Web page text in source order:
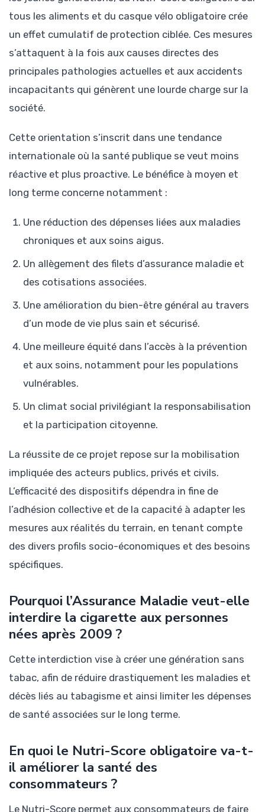
tous les aliments et du casque vélo obligatoire crée
un effet cumulatif de protection ciblée. Ces mesures
s’attaquent à la fois aux causes directes des
principales pathologies actuelles et aux accidents
incapacitants qui génèrent une lourde charge sur la
société.
Cette orientation s’inscrit dans une tendance
internationale où la santé publique se veut moins
réactive et plus proactive. Le bénéfice à moyen et
long terme concerne notamment :
Une réduction des dépenses liées aux maladies
chroniques et aux soins aigus.
Un allègement des filets d’assurance maladie et
des cotisations associées.
Une amélioration du bien-être général au travers
d’un mode de vie plus sain et sécurisé.
Une meilleure équité dans l’accès à la prévention
et aux soins, notamment pour les populations
vulnérables.
Un climat social privilégiant la responsabilisation
et la participation citoyenne.
La réussite de ce projet repose sur la mobilisation
impliquée des acteurs publics, privés et civils.
L’efficacité des dispositifs dépendra in fine de
l’adhésion collective et de la capacité à adapter les
mesures aux réalités du terrain, en tenant compte
des divers profils socio-économiques et des besoins
spécifiques.
Pourquoi l’Assurance Maladie veut-elle
interdire la cigarette aux personnes
nées après 2009 ?
Cette interdiction vise à créer une génération sans
tabac, afin de réduire drastiquement les maladies et
décès liés au tabagisme et ainsi limiter les dépenses
de santé associées sur le long terme.
En quoi le Nutri-Score obligatoire va-t-
il améliorer la santé des
consommateurs ?
Le Nutri-Score permet aux consommateurs de faire